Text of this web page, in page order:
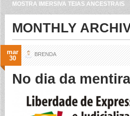
MOSTRA IMERSIVA TEIAS ANCESTRAIS
MONTHLY
mar
30
BRENDA
No dia da